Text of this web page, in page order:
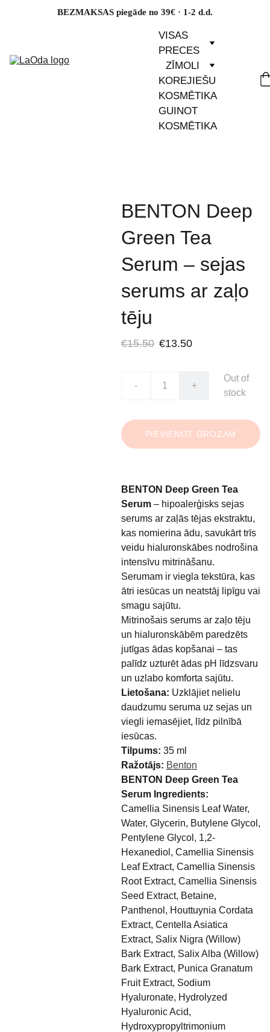
BEZMAKSAS piegāde no 39€ · 1-2 d.d.
VISAS
PRECES
ZĪMOLI
KOREJIEŠU
KOSMĒTIKA
GUINOT
KOSMĒTIKA
BENTON Deep
Green Tea
Serum – sejas
serums ar zaļo
tēju
€15.50 €13.50
- +
Out of
stock
PIEVIENOT GROZAM
BENTON Deep Green Tea
Serum– hipoalerģisks sejas
serums ar zaļās tējas ekstraktu,
kas nomierina ādu, savukārt trīs
veidu hialuronskābes nodrošina
intensīvu mitrināšanu.
Serumam ir viegla tekstūra, kas
ātri iesūcas un neatstāj lipīgu vai
smagu sajūtu.
Mitrinošais serums ar zaļo tēju
un hialuronskābēm paredzēts
jutīgas ādas kopšanai – tas
palīdz uzturēt ādas pH līdzsvaru
un uzlabo komforta sajūtu.
Lietošana: Uzklājiet nelielu
daudzumu seruma uz sejas un
viegli iemasējiet, līdz pilnībā
iesūcas.
Tilpums: 35 ml
Ražotājs: Benton
BENTON Deep Green Tea
Serum Ingredients:
Camellia Sinensis Leaf Water,
Water, Glycerin, Butylene Glycol,
Pentylene Glycol, 1,2-
Hexanediol, Camellia Sinensis
Leaf Extract, Camellia Sinensis
Root Extract, Camellia Sinensis
Seed Extract, Betaine,
Panthenol, Houttuynia Cordata
Extract, Centella Asiatica
Extract, Salix Nigra (Willow)
Bark Extract, Salix Alba (Willow)
Bark Extract, Punica Granatum
Fruit Extract, Sodium
Hyaluronate, Hydrolyzed
Hyaluronic Acid,
Hydroxypropyltrimonium